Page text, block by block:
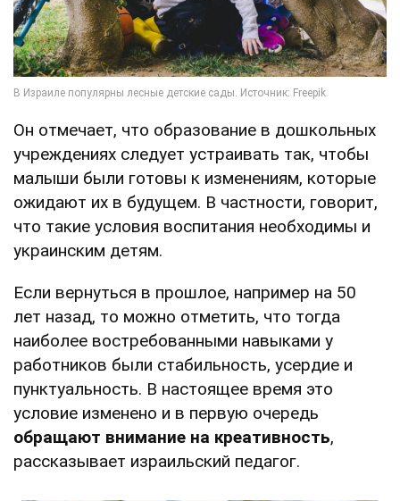
Он отмечает, что образование в дошкольных
учреждениях следует устраивать так, чтобы
малыши были готовы к изменениям, которые
ожидают их в будущем. В частности, говорит,
что такие условия воспитания необходимы и
украинским детям.
Если вернуться в прошлое, например на 50
лет назад, то можно отметить, что тогда
наиболее востребованными навыками у
работников были стабильность, усердие и
пунктуальность. В настоящее время это
условие изменено и в первую очередь
обращают внимание на креативность,
рассказывает израильский педагог.